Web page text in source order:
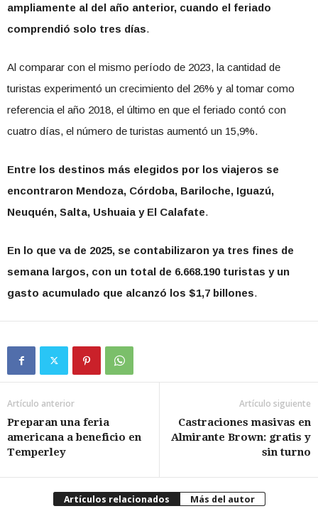
ampliamente al del año anterior, cuando el feriado
comprendió solo tres días.
Al comparar con el mismo período de 2023, la cantidad de
turistas experimentó un crecimiento del 26% y al tomar como
referencia el año 2018, el último en que el feriado contó con
cuatro días, el número de turistas aumentó un 15,9%.
Entre los destinos más elegidos por los viajeros se
encontraron Mendoza, Córdoba, Bariloche, Iguazú,
Neuquén, Salta, Ushuaia y El Calafate.
En lo que va de 2025, se contabilizaron ya tres fines de
semana largos, con un total de 6.668.190 turistas y un
gasto acumulado que alcanzó los $1,7 billones.
Artículo anterior
Preparan una feria
americana a beneficio en
Temperley
Artículo siguiente
Castraciones masivas en
Almirante Brown: gratis y
sin turno
Artículos relacionados Más del autor